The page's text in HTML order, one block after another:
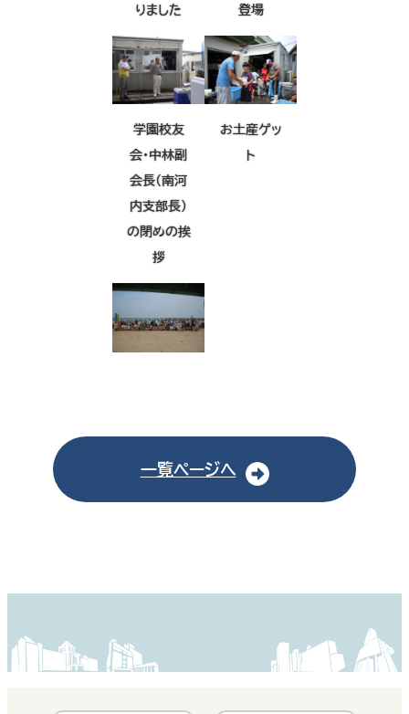
りました 登場
学園校友
会・中林副
会長（南河
内支部長）
の閉めの挨
拶
お土産ゲッ
ト
一覧ページへ